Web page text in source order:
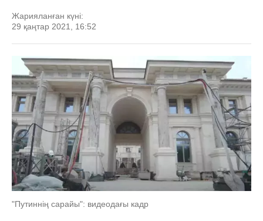
Жарияланған күні:
29 қаңтар 2021, 16:52
"Путиннің сарайы": видеодағы кадр